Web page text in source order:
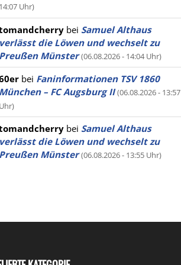
14:07 Uhr)
bei Samuel Althaus
verlässt die Löwen und wechselt zu
Preußen Münster (06.08.2026 - 14:04 Uhr)
bei Faninformationen TSV 1860
München – FC Augsburg II (06.08.2026 - 13:57
Uhr)
bei Samuel Althaus
verlässt die Löwen und wechselt zu
Preußen Münster (06.08.2026 - 13:55 Uhr)